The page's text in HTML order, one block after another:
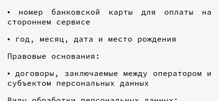
• номер банковской карты для оплаты на
стороннем сервисе
• год, месяц, дата и место рождения
Правовые основания:
• договоры, заключаемые между оператором и
субъектом персональных данных